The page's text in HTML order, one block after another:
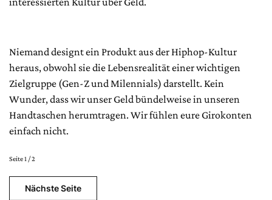
Niemand designt ein Produkt aus der Hiphop-Kultur
heraus, obwohl sie die Lebensrealität einer wichtigen
Zielgruppe (Gen-Z und Milennials) darstellt. Kein
Wunder, dass wir unser Geld bündelweise in unseren
Handtaschen herumtragen. Wir fühlen eure Girokonten
einfach nicht.
Seite 1 / 2
Nächste Seite